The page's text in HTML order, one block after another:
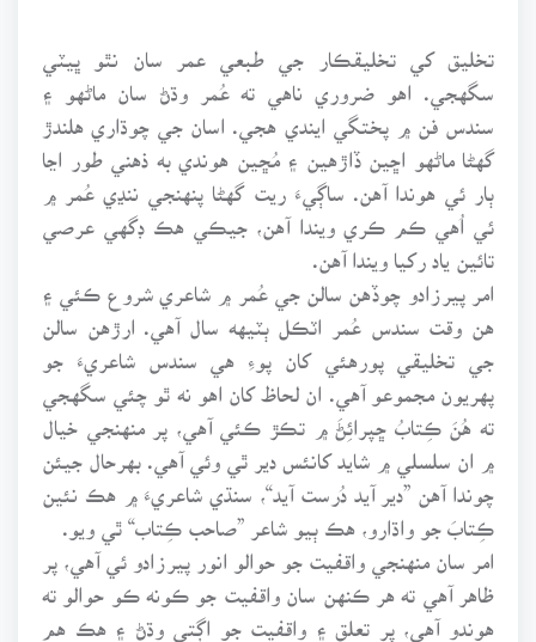
تخليق کي تخليقڪار جي طبعي عمر سان نٿو ڀيٽي
سگهجي. اهو ضروري ناهي ته عُمر وڌڻ سان ماڻهو ۽
سندس فن ۾ پختگي ايندي هجي. اسان جي چوڌاري هلندڙ
گهڻا ماڻهو اڇين ڏاڙهين ۽ مُڇين هوندي به ذهني طور اڃا
ٻار ئي هوندا آهن. ساڳيءَ ريت گهڻا پنهنجي ننڍي عُمر ۾
ئي اُهي ڪم ڪري ويندا آهن، جيڪي هڪ ڊگهي عرصي
تائين ياد رکيا ويندا آهن.
امر پيرزادو چوڏهن سالن جي عُمر ۾ شاعري شروع ڪئي ۽
هن وقت سندس عُمر اٽڪل ٻٽيهه سال آهي. ارڙهن سالن
جي تخليقي پورهئي کان پوءِ هي سندس شاعريءَ جو
پهريون مجموعو آهي. ان لحاظ کان اهو نه ٿو چئي سگهجي
ته هُنَ ڪِتابُ ڇپرائِڻَ ۾ تڪڙ ڪئي آهي، پر منهنجي خيال
۾ ان سلسلي ۾ شايد کانئس دير ٿي وئي آهي. بهرحال جيئن
چوندا آهن ”دير آيد دُرست آيد“، سنڌي شاعريءَ ۾ هڪ نئين
ڪِتابَ جو واڌارو، هڪ ٻيو شاعر ”صاحب ڪِتاب“ ٿي ويو.
امر سان منهنجي واقفيت جو حوالو انور پيرزادو ئي آهي، پر
ظاهر آهي ته هر ڪنهن سان واقفيت جو ڪونه ڪو حوالو ته
هوندو آهي، پر تعلق ۽ واقفيت جو اڳتي وڌڻ ۽ هڪ هم